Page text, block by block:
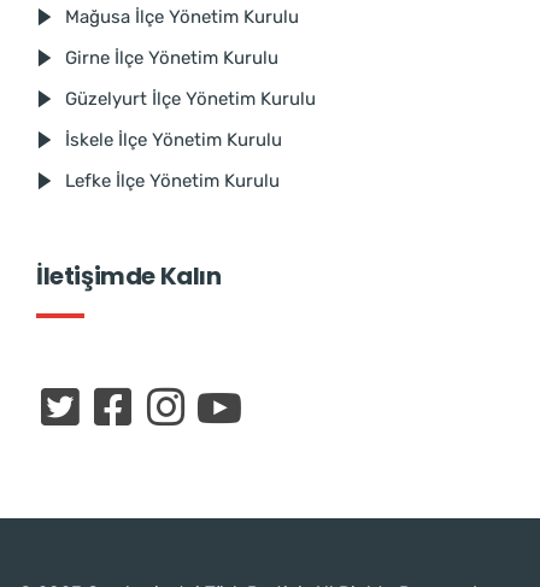
Mağusa İlçe Yönetim Kurulu
Girne İlçe Yönetim Kurulu
Güzelyurt İlçe Yönetim Kurulu
İskele İlçe Yönetim Kurulu
Lefke İlçe Yönetim Kurulu
İletişimde Kalın